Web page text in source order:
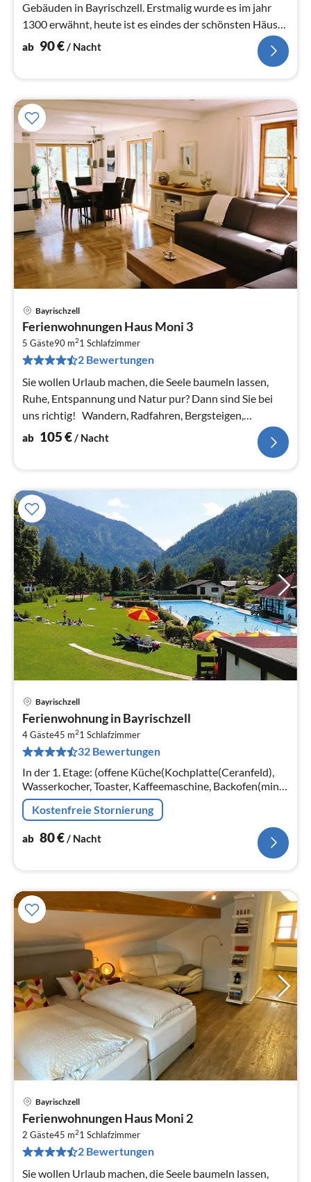
Gebäuden in Bayrischzell. Erstmalig wurde es im jahr
1300 erwähnt, heute ist es eindes der schönsten Häuser
im Ort.
ab 90€/ Nacht
Bayrischzell
Ferienwohnungen Haus Moni 3
5 Gäste90 m21 Schlafzimmer
2 Bewertungen
Sie wollen Urlaub machen, die Seele baumeln lassen,
Ruhe, Entspannung und Natur pur? Dann sind Sie bei
uns richtig! Wandern, Radfahren, Bergsteigen,
Skifahren...
ab 105€/ Nacht
Bayrischzell
Ferienwohnung in Bayrischzell
4 Gäste45 m21 Schlafzimmer
32 Bewertungen
In der 1. Etage: (offene Küche(Kochplatte(Ceranfeld),
Wasserkocher, Toaster, Kaffeemaschine, Backofen(mini),
Spülmaschine, Kühl-/Gefrierkombination)
Kostenfreie Stornierung
ab 80€ / Nacht
Bayrischzell
Ferienwohnungen Haus Moni 2
2 Gäste45 m21 Schlafzimmer
2 Bewertungen
Sie wollen Urlaub machen, die Seele baumeln lassen,